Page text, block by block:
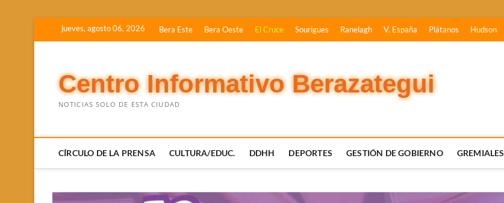
jueves, agosto 06, 2026 Bera Este Bera Oeste El Cruce Sourigues Ranelagh V. España Plátanos Hudson
Centro Informativo Berazategui
NOTICIAS SOLO DE ESTA CIUDAD
CÍRCULO DE LA PRENSA CULTURA/EDUC. DDHH DEPORTES GESTIÓN DE GOBIERNO GREMIALES